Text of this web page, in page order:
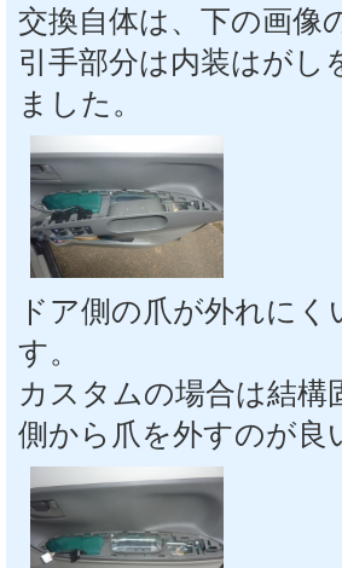
交換自体は、下の画像
引手部分は内装はがし
ました。
ドア側の爪が外れに
す。
カスタムの場合は結
側から爪を外すのが良